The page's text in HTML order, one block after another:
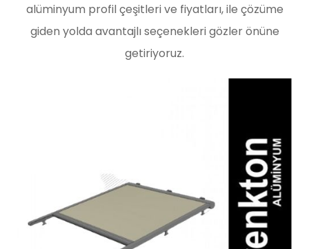
alüminyum profil çeşitleri ve fiyatları, ile çözüme
giden yolda avantajlı seçenekleri gözler önüne
getiriyoruz.
Tanzip 1400 Zip Perde